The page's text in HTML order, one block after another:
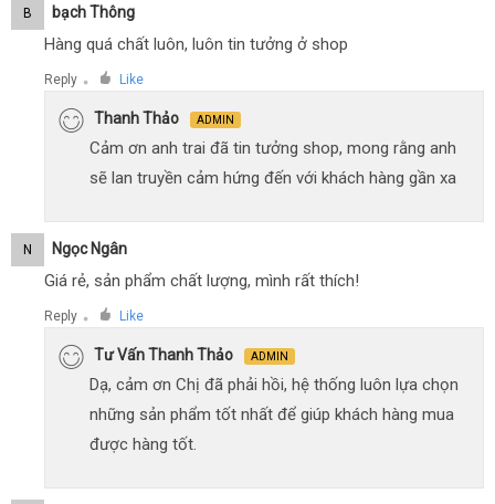
B Bạch Thông
Hàng quá chất luôn, luôn tin tưởng ở shop
Reply ● Like
Thanh Thảo ADMIN
Cảm ơn anh trai đã tin tưởng shop, mong rằng anh
sẽ lan truyền cảm hứng đến với khách hàng gần xa
N Ngọc Ngân
Giá rẻ, sản phẩm chất lượng, mình rất thích!
Reply ● Like
Tư Vấn Thanh Thảo ADMIN
Dạ, cảm ơn Chị đã phải hồi, hệ thống luôn lựa chọn
những sản phẩm tốt nhất để giúp khách hàng mua
được hàng tốt.